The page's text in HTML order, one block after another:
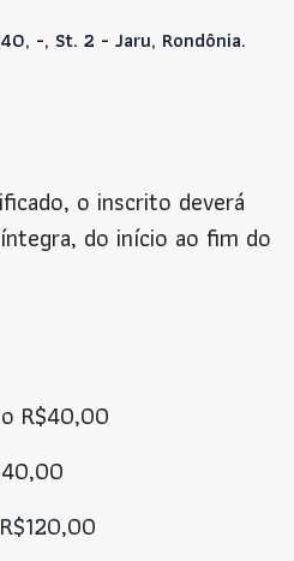
-, St. 2 - Jaru, Rondônia.
o inscrito deverá
do início ao fim do
R$40,00